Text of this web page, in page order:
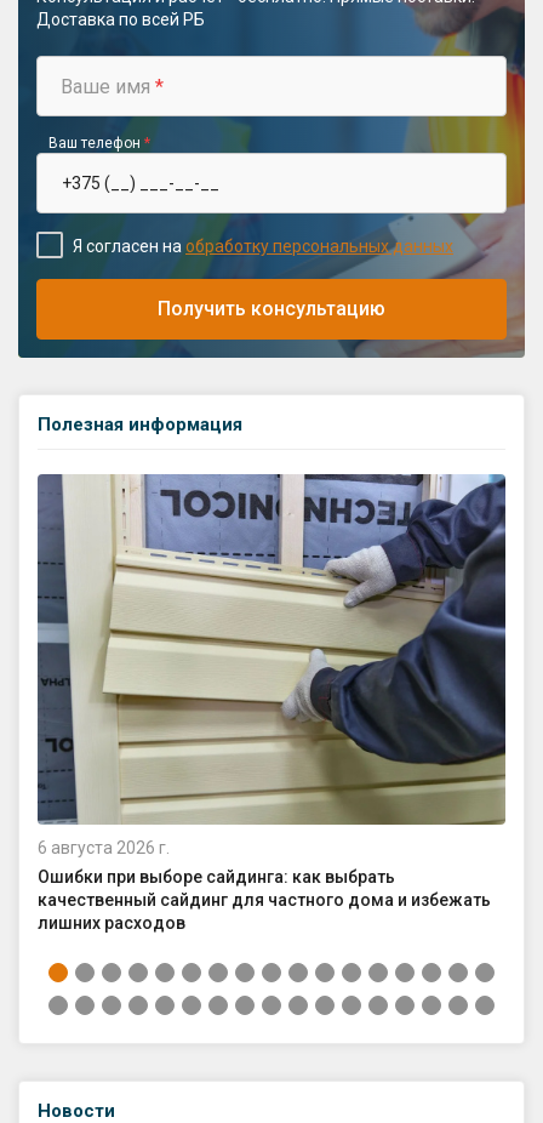
Новости
Доставка по всей РБ
Ваше имя *
Ваш телефон *
Получить консультацию
Я согласен наобработку персональных данных
Полезная информация
6 августа 2026 г.
Ошибки при выборе сайдинга: как выбрать
качественный сайдинг для частного дома и избежать
лишних расходов